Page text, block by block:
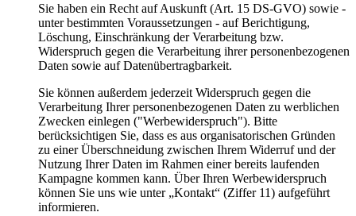
Sie haben ein Recht auf Auskunft (Art. 15 DS-GVO) sowie -
unter bestimmten Voraussetzungen - auf Berichtigung,
Löschung, Einschränkung der Verarbeitung bzw.
Widerspruch gegen die Verarbeitung ihrer personenbezogenen
Daten sowie auf Datenübertragbarkeit.
Sie können außerdem jederzeit Widerspruch gegen die
Verarbeitung Ihrer personenbezogenen Daten zu werblichen
Zwecken einlegen ("Werbewiderspruch"). Bitte
berücksichtigen Sie, dass es aus organisatorischen Gründen
zu einer Überschneidung zwischen Ihrem Widerruf und der
Nutzung Ihrer Daten im Rahmen einer bereits laufenden
Kampagne kommen kann. Über Ihren Werbewiderspruch
können Sie uns wie unter „Kontakt“ (Ziffer 11) aufgeführt
informieren.